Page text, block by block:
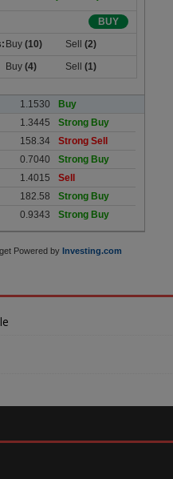
Powered by Investing.com